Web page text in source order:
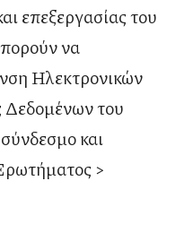
επεξεργασίας του
να
Ηλεκτρονικών
Δεδομένων του
και
>